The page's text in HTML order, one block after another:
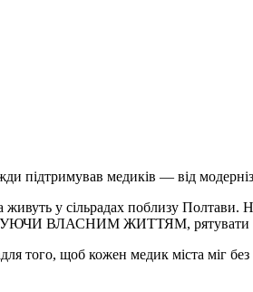
підтримував медиків — від
у сільрадах поблизу
ВЛАСНИМ ЖИТТЯМ, рятувати
того, щоб кожен медик міста міг